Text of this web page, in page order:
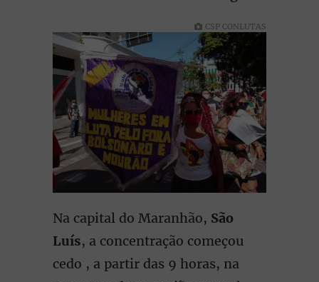
CSP CONLUTAS
Na capital do Maranhão, São
Luís, a concentração começou
cedo , a partir das 9 horas, na